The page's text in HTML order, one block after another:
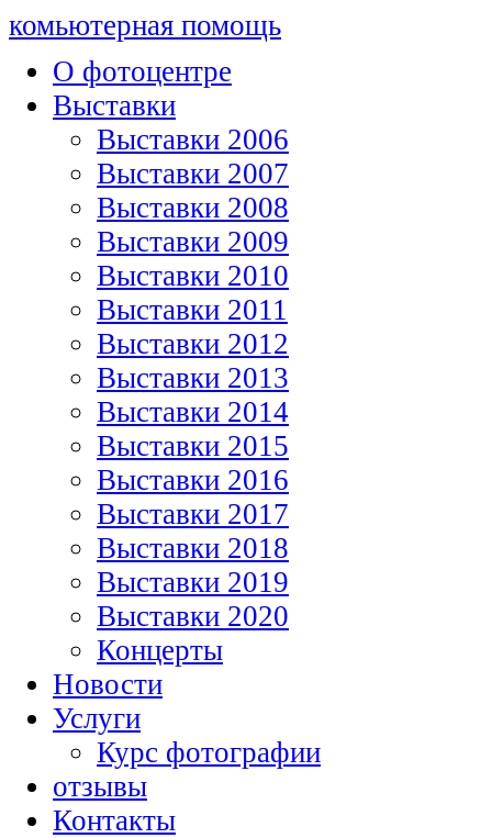
комьютерная помощь
О фотоцентре
Выставки
Выставки 2006
Выставки 2007
Выставки 2008
Выставки 2009
Выставки 2010
Выставки 2011
Выставки 2012
Выставки 2013
Выставки 2014
Выставки 2015
Выставки 2016
Выставки 2017
Выставки 2018
Выставки 2019
Выставки 2020
Концерты
Новости
Услуги
Курс фотографии
отзывы
Контакты